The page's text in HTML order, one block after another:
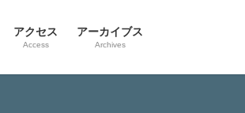
アクセス
Access
アーカイブス
Archives